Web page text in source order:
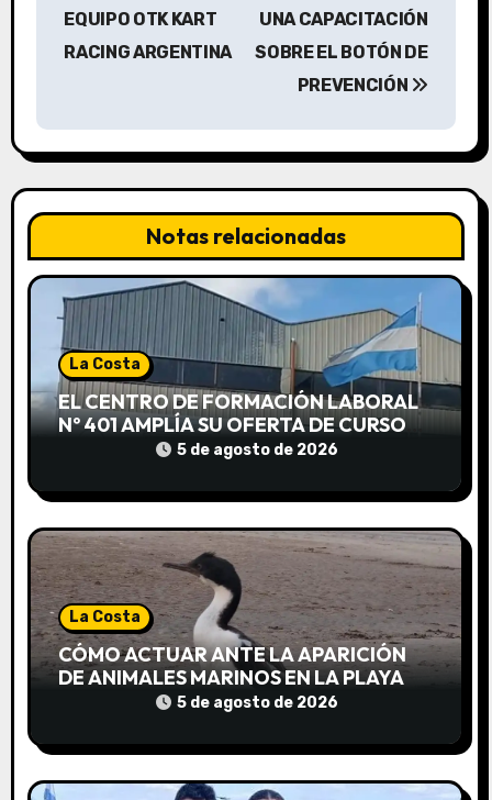
c
i
ó
n
d
e
t
r
a
d
a
EQUIPO OTK KART
RACING ARGENTINA
UNA CAPACITACIÓN
SOBRE EL BOTÓN DE
PREVENCIÓN
Notas relacionadas
La Costa
EL CENTRO DE FORMACIÓN LABORAL
Nº 401 AMPLÍA SU OFERTA DE CURSOS
EN LUCILA DEL MAR5 de agosto de 2026
La Costa
CÓMO ACTUAR ANTE LA APARICIÓN
DE ANIMALES MARINOS EN LA PLAYA
5 de agosto de 2026